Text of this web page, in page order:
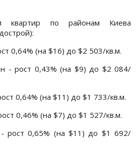
квартир по районам Киева
0,64% (на $16) до $2 503/кв.м.
- рост 0,43% (на $9) до $2 084/
0,64% (на $11) до $1 733/кв.м.
0,46% (на $7) до $1 527/кв.м.
- рост 0,65% (на $11) до $1 692/